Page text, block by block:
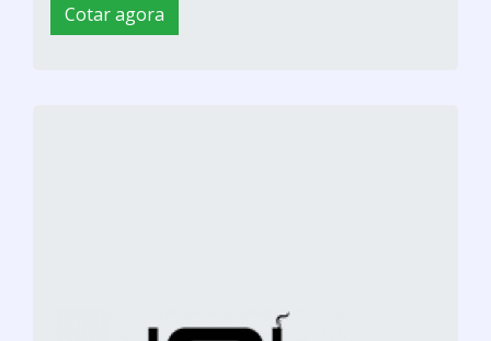
Cotar agora